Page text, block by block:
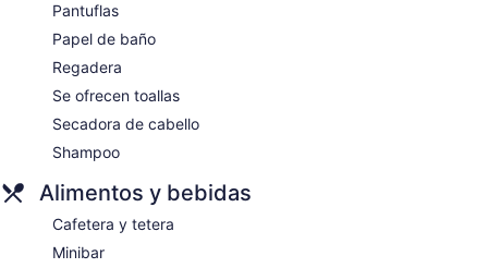
Pantuflas
Papel de baño
Regadera
Se ofrecen toallas
Secadora de cabello
Shampoo
Alimentos y bebidas
Cafetera y tetera
Minibar